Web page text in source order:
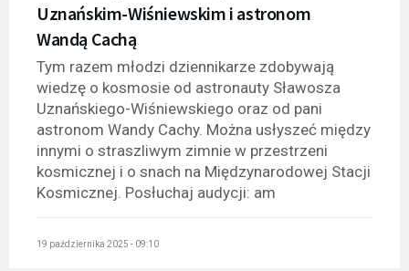
Uznańskim-Wiśniewskim i astronom
Wandą Cachą
Tym razem młodzi dziennikarze zdobywają
wiedzę o kosmosie od astronauty Sławosza
Uznańskiego-Wiśniewskiego oraz od pani
astronom Wandy Cachy. Można usłyszeć między
innymi o straszliwym zimnie w przestrzeni
kosmicznej i o snach na Międzynarodowej Stacji
Kosmicznej. Posłuchaj audycji: am
19 października 2025 - 09:10